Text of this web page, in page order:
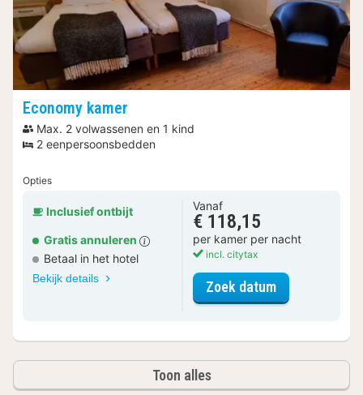
Economy kamer
Max. 2 volwassenen en 1 kind
2 eenpersoonsbedden
Opties
Inclusief ontbijt
Gratis annuleren
Betaal in het hotel
Bekijk details
Vanaf
€ 118,15
per kamer per nacht
incl. citytax
Zoek datumvoor Economy
Toon alles